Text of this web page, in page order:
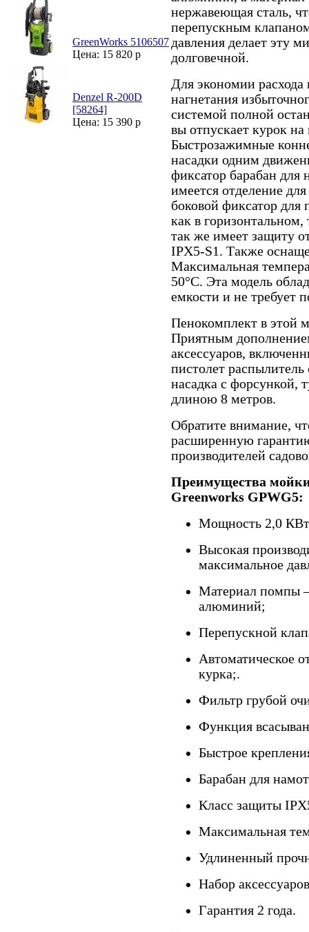
GreenWorks 5106507
Цена: 15 820 р
Denzel R-200D
[58264]
Цена: 15 390 р
нержавеющая сталь,
перепускным
давления делает эту
долговечной.
Для экономии
нагнетания
системой полной
вы отпускает курок
Быстрозажимные
насадки одним
фиксатор барабан для
имеется отделение
боковой фиксатор для
как в
так же имеет защиту
IPX5-S1. Также
Максимальная
50°С. Эта модель
емкости и не требует
Пенокомплект в этой
Приятным
аксессуаров,
пистолет
насадка с форсункой,
длиною 8 метров.
Обратите внимание,
расширенную
производителей
Преимущества
Greenworks GPWG5:
Мощность 2,0
Высокая
максимальное
Материал помпы
алюминий;
Перепускной
Автоматическое
курка;.
Фильтр грубой
Функция
Быстрое
Барабан для
Класс защиты
Максимальная
Удлиненный
Набор
Гарантия 2 года.